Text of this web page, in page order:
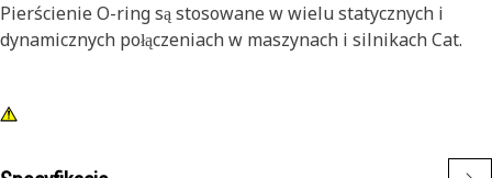
Pierścienie O-ring są stosowane w wielu statycznych i
dynamicznych połączeniach w maszynach i silnikach Cat.